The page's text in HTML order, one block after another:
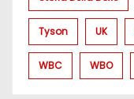
Tyson UK
WBC WBO